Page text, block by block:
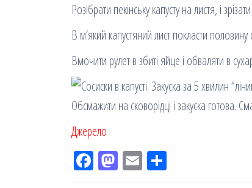
Розібрати пекінську капусту на листя, і
В м’який капустяний лист покласти
Вмочити рулет в збиті яйце і обваляти в
Обсмажити на сковорідці і закуска готова.
Джерело
Fac M Em